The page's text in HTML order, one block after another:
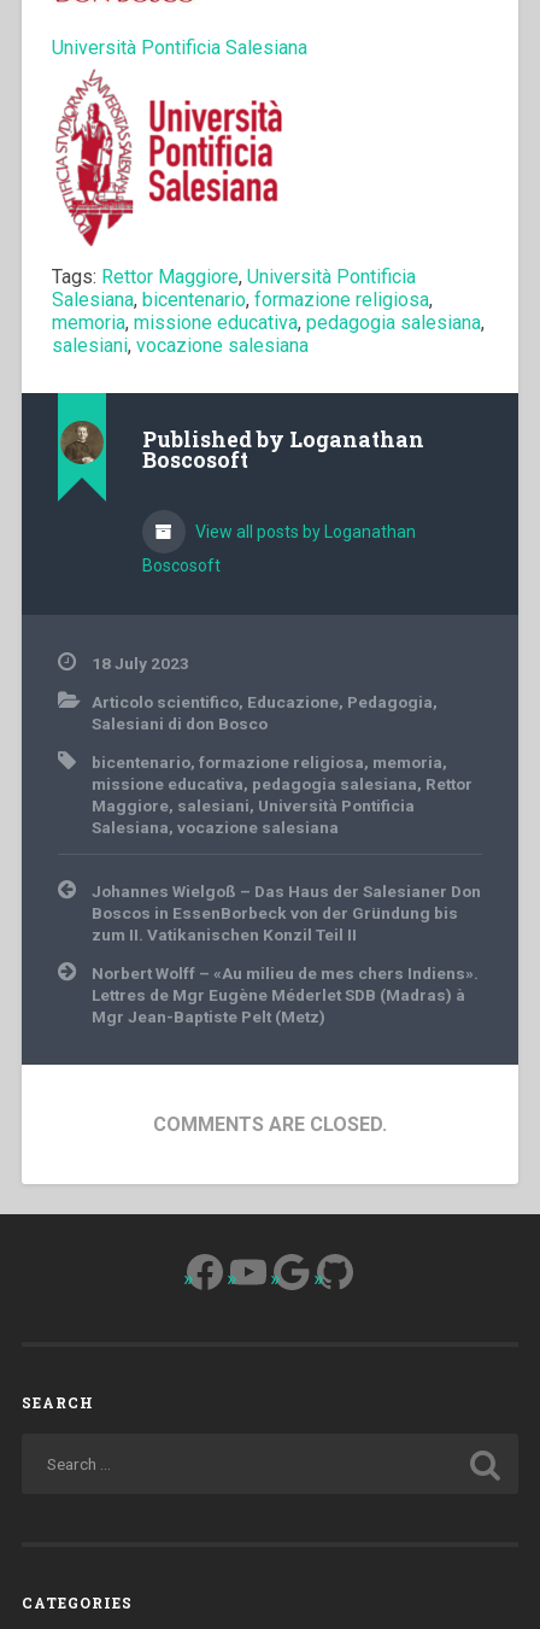
Università Pontificia Salesiana
Tags: Rettor Maggiore, Università Pontificia
Salesiana, bicentenario, formazione religiosa,
memoria, missione educativa, pedagogia salesiana,
salesiani, vocazione salesiana
Published by Loganathan
Boscosoft
View all posts by Loganathan
Boscosoft
18 July 2023
Articolo scientifico, Educazione, Pedagogia,
Salesiani di don Bosco
bicentenario, formazione religiosa, memoria,
missione educativa, pedagogia salesiana, Rettor
Maggiore, salesiani, Università Pontificia
Salesiana, vocazione salesiana
Post
navigation
Johannes Wielgoß – Das Haus der Salesianer Don
Boscos in EssenBorbeck von der Gründung bis
zum II. Vatikanischen Konzil Teil II
Norbert Wolff – «Au milieu de mes chers Indiens».
Lettres de Mgr Eugène Méderlet SDB (Madras) à
Mgr Jean-Baptiste Pelt (Metz)
COMMENTS ARE CLOSED.
Facebook
YouTube
Google
GitHub
SEARCH
CATEGORIES